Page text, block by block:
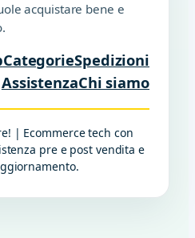
acquistare bene e
CategorieSpedizioni
AssistenzaChi siamo
| Ecommerce tech con
pre e post vendita e